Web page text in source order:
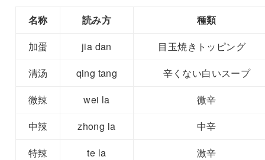
名称 読み方
種類
加蛋
jia dan 目玉焼きトッピング
清汤
qing tang
辛くない白いスープ
微辣
wei la
微辛
中辣
zhong la
中辛
特辣
te la 激辛